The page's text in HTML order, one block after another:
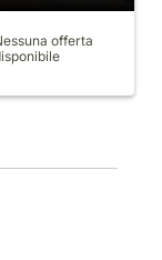
offerta